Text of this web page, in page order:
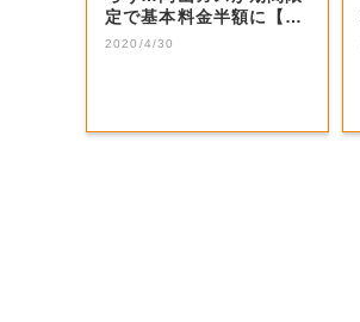
定で基本料金半額に【岡
山・岡山市】
2020/4/30